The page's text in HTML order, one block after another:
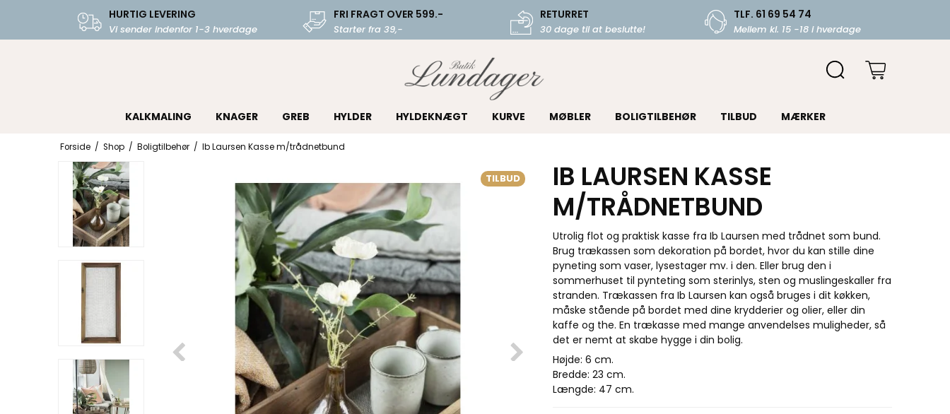
HURTIG LEVERING
Vi sender indenfor 1-3 hverdage
FRI FRAGT OVER 599.-
Starter fra 39,-
RETURRET
30 dage til at beslutte!
TLF. 61 69 54 74
Mellem kl. 15 -18 i hverdage
KALKMALING KNAGER GREB HYLDER HYLDEKNÆGT KURVE MØBLER BOLIGTILBEHØR TILBUD MÆRKER
Forside / Shop / Boligtilbehør / Ib Laursen Kasse m/trådnetbund
TILBUD
IB LAURSEN KASSE
M/TRÅDNETBUND
Utrolig flot og praktisk kasse fra Ib Laursen med trådnet som bund.
Brug trækassen som dekoration på bordet, hvor du kan stille dine
pyneting som vaser, lysestager mv. i den. Eller brug den i
sommerhuset til pynteting som sterinlys, sten og muslingeskaller fra
stranden. Trækassen fra Ib Laursen kan også bruges i dit køkken,
måske stående på bordet med dine krydderier og olier, eller din
kaffe og the. En trækasse med mange anvendelses muligheder, så
det er nemt at skabe hygge i din bolig.
Højde: 6 cm.
Bredde: 23 cm.
Længde: 47 cm.